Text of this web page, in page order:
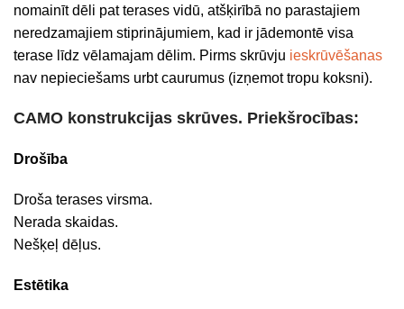
nomainīt dēli pat terases vidū, atšķirībā no parastajiem
neredzamajiem stiprinājumiem, kad ir jādemontē visa
terase līdz vēlamajam dēlim. Pirms skrūvju ieskrūvēšanas
nav nepieciešams urbt caurumus (izņemot tropu koksni).
CAMO konstrukcijas skrūves. Priekšrocības:
Drošība
Droša terases virsma.
Nerada skaidas.
Nešķeļ dēļus.
Estētika